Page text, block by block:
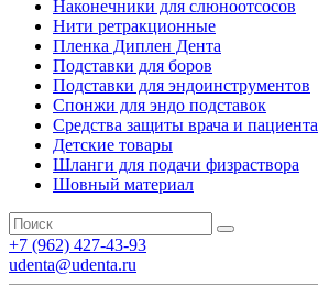
Наконечники для слюноотсосов
Нити ретракционные
Пленка Диплен Дента
Подставки для боров
Подставки для эндоинструментов
Спонжи для эндо подставок
Средства защиты врача и пациента
Детские товары
Шланги для подачи физраствора
Шовный материал
+7 (962) 427-43-93
udenta@udenta.ru